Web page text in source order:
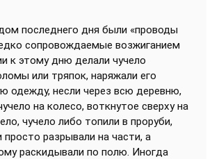
последнего дня были «проводы
сопровождаемые возжиганием
к этому дню делали чучело
или тряпок, наряжали его
одежду, несли через всю деревню,
на колесо, воткнутое сверху на
чучело либо топили в проруби,
просто разрывали на части, а
раскидывали по полю. Иногда